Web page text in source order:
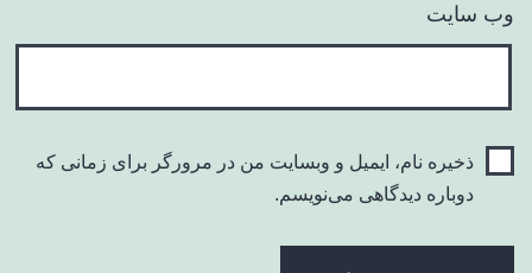
وب‌ سایت
ذخیره نام، ایمیل و وبسایت من در مرورگر برای زمانی که
دوباره دیدگاهی می‌نویسم.